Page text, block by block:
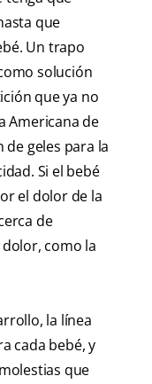
que
Un trapo
solución
que ya no
Americana de
geles para la
Si el bebé
el dolor de la
de
como la
la línea
cada bebé, y
que